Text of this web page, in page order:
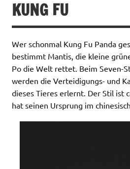
KUNG FU
Wer schonmal Kung Fu Panda
bestimmt Mantis, die kleine
Po die Welt rettet. Beim Seven-
werden die Verteidigungs- und
dieses Tieres erlernt. Der Stil ist
hat seinen Ursprung im